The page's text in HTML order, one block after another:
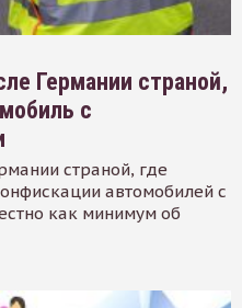
Германии страной,
с
страной, где
автомобилей с
как минимум об